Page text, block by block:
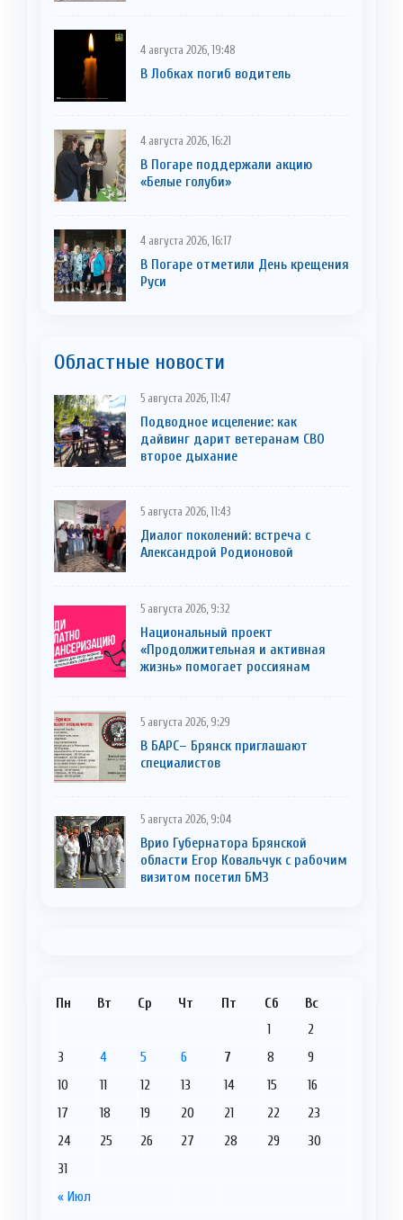
4 августа 2026, 19:48
В Лобках погиб водитель
4 августа 2026, 16:21
В Погаре поддержали акцию
«Белые голуби»
4 августа 2026, 16:17
В Погаре отметили День крещения
Руси
Областные новости
5 августа 2026, 11:47
Подводное исцеление: как
дайвинг дарит ветеранам СВО
второе дыхание
5 августа 2026, 11:43
Диалог поколений: встреча с
Александрой Родионовой
5 августа 2026, 9:32
Национальный проект
«Продолжительная и активная
жизнь» помогает россиянам
5 августа 2026, 9:29
В БАРС– Брянcк приглaшают
cпециaлистoв
5 августа 2026, 9:04
Врио Губернатора Брянской
области Егор Ковальчук с рабочим
визитом посетил БМЗ
Пн Вт Ср Чт Пт Сб Вс
« Июл
1
2
3
4 5 6 7 8
9
10
11 12 13 14 15
16
17
18 19 20 21 22
23
24
25 26 27 28 29
30
31